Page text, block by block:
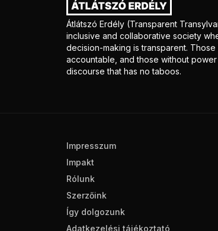
Átlátszó Erdély (Transparent
inclusive and collaborative society
decision-making is transparent.
accountable, and those without
discourse that has no taboos.
Impresszum
Impakt
Rólunk
Szerzőink
Így dolgozunk
Adatkezelési tájékoztató